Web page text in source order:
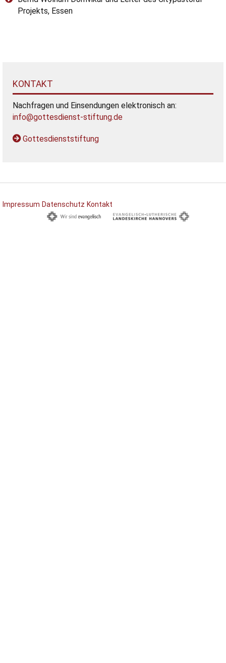
Projekts, Essen
KONTAKT
Nachfragen und Einsendungen elektronisch an:
info@gottesdienst-stiftung.de
Gottesdienststiftung
Impressum Datenschutz Kontakt